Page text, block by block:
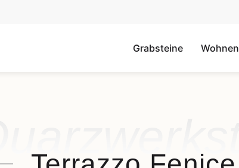
Grabsteine Wohnen